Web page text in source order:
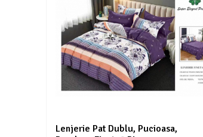
Lenjerie Pat Dublu, Pucioasa,